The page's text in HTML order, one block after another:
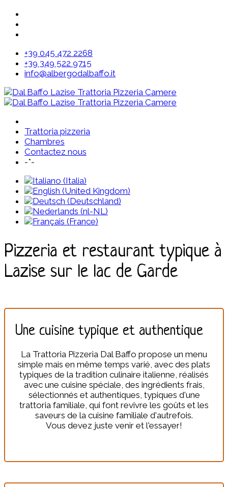
+39 045 472 2268
+39 349 522 9715
info@albergodalbaffo.it
Trattoria pizzeria
Chambres
Contactez nous
-*-
Pizzeria et restaurant typique à
Lazise sur le lac de Garde
Une cuisine typique et authentique
La Trattoria Pizzeria Dal Baffo propose un menu
simple mais en même temps varié, avec des plats
typiques de la tradition culinaire italienne, réalisés
avec une cuisine spéciale, des ingrédients frais,
sélectionnés et authentiques, typiques d'une
trattoria familiale, qui font revivre les goûts et les
saveurs de la cuisine familiale d'autrefois.
Vous devez juste venir et l'essayer!